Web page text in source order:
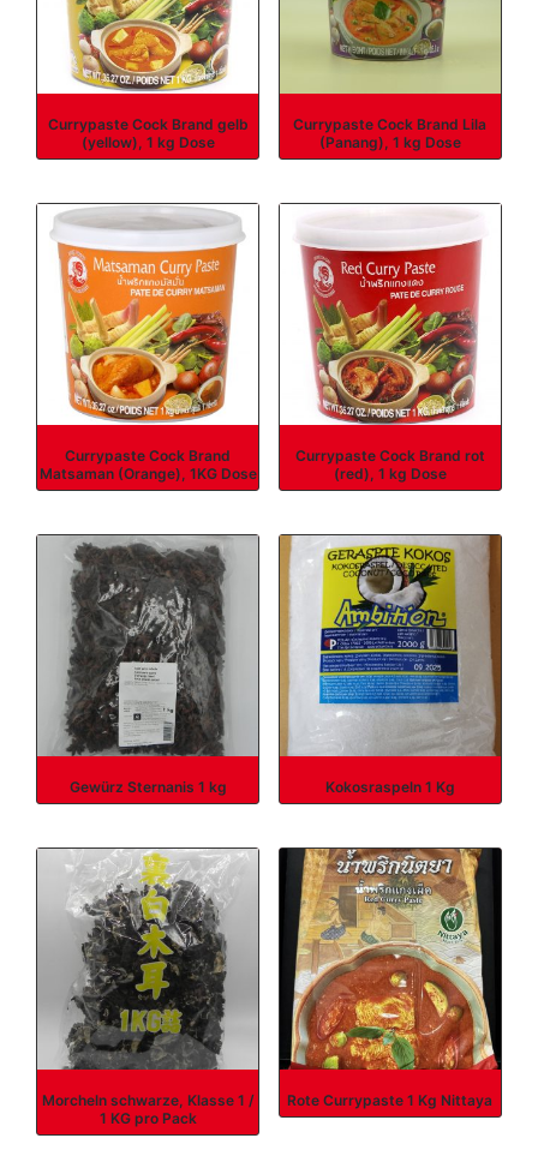
Currypaste Cock Brand gelb
(yellow), 1 kg Dose
Currypaste Cock Brand Lila
(Panang), 1 kg Dose
Currypaste Cock Brand
Matsaman (Orange), 1KG Dose
Currypaste Cock Brand rot
(red), 1 kg Dose
Gewürz Sternanis 1 kg Kokosraspeln 1 Kg
Morcheln schwarze, Klasse 1 /
1 KG pro Pack
Rote Currypaste 1 Kg Nittaya